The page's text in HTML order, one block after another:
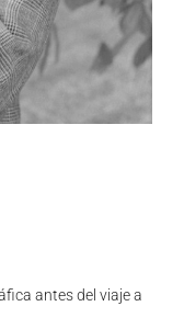
antes del viaje a